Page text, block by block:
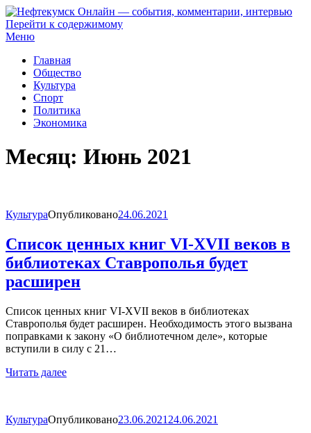
Нефтекумск Онлайн — события, комментарии, интервью
Перейти к содержимому
Меню
Главная
Общество
Культура
Спорт
Политика
Экономика
Месяц: Июнь 2021
КультураОпубликовано24.06.2021
Список ценных книг VI-XVII веков в
библиотеках Ставрополья будет
расширен
Список ценных книг VI-XVII веков в библиотеках
Ставрополья будет расширен. Необходимость этого вызвана
поправками к закону «О библиотечном деле», которые
вступили в силу с 21…
Читать далее
КультураОпубликовано23.06.2021 24.06.2021